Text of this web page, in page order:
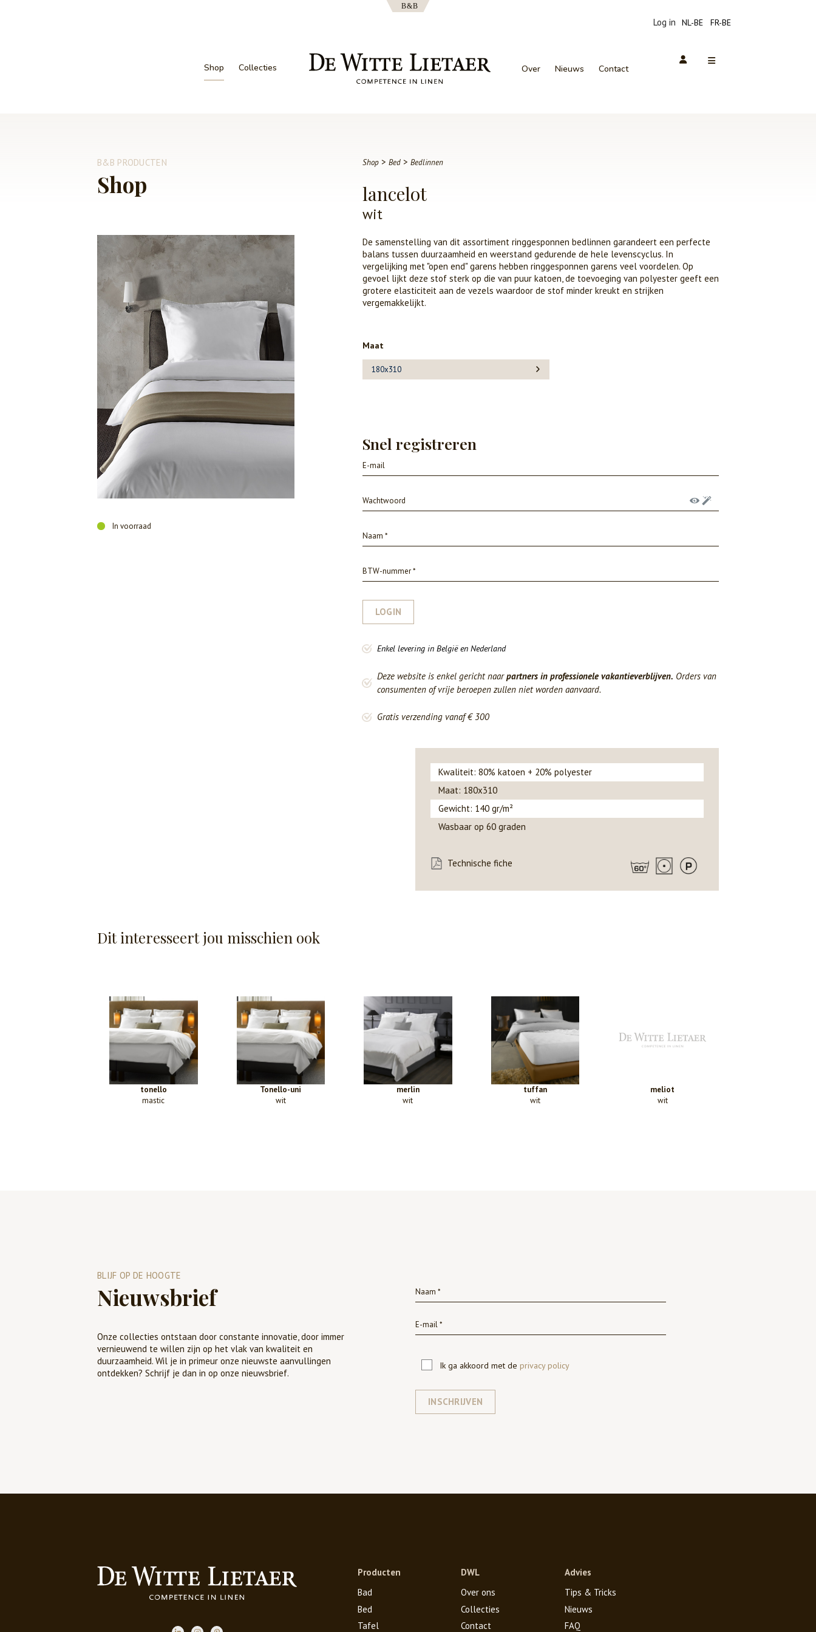
Shop Collecties
Log in NL-BE FR-BE
Over Nieuws Contact
B&B PRODUCTEN
Shop
In voorraad
Shop> Bed> Bedlinnen
lancelot
wit
De samenstelling van dit assortiment ringgesponnen bedlinnen garandeert een perfecte
balans tussen duurzaamheid en weerstand gedurende de hele levenscyclus. In
vergelijking met "open end" garens hebben ringgesponnen garens veel voordelen. Op
gevoel lijkt deze stof sterk op die van puur katoen, de toevoeging van polyester geeft een
grotere elasticiteit aan de vezels waardoor de stof minder kreukt en strijken
vergemakkelijkt.
Maat
180x310
Snel registreren
LOGIN
Enkel levering in België en Nederland
Deze website is enkel gericht naarpartners in professionele vakantieverblijven. Orders van
consumenten of vrije beroepen zullen niet worden aanvaard.
Gratis verzending vanaf € 300
Kwaliteit: 80% katoen + 20% polyester
Maat: 180x310
Gewicht: 140 gr/m²
Wasbaar op 60 graden
Technische fiche
Dit interesseert jou misschien ook
tonello
mastic
Tonello-uni
wit
merlin
wit
tuffan
wit
meliot
wit
BLIJF OP DE HOOGTE
Nieuwsbrief
Onze collecties ontstaan door constante innovatie, door immer
vernieuwend te willen zijn op het vlak van kwaliteit en
duurzaamheid. Wil je in primeur onze nieuwste aanvullingen
ontdekken? Schrijf je dan in op onze nieuwsbrief.
Ik ga akkoord met de privacy policy
INSCHRIJVEN
Producten
Bad
Bed
Tafel
DWL
Over ons
Collecties
Contact
Advies
Tips & Tricks
Nieuws
FAQ